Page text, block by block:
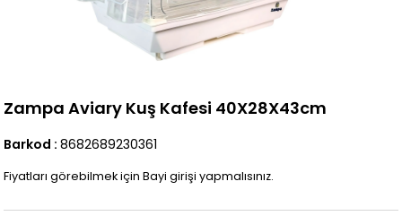
Zampa Aviary Kuş Kafesi 40X28X43cm
Barkod : 8682689230361
Fiyatları görebilmek için Bayi girişi yapmalısınız.